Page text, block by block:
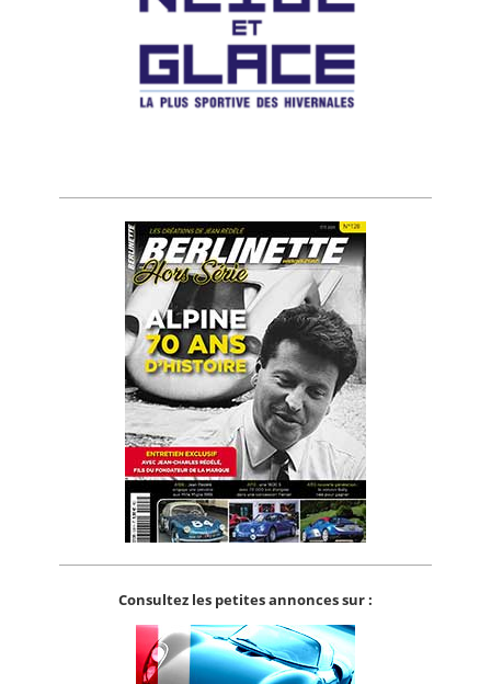
Consultez les petites annonces sur :